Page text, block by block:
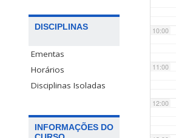
DISCIPLINAS
Ementas
Horários
Disciplinas Isoladas
INFORMAÇÕES DO
10:00
11:00
12:00